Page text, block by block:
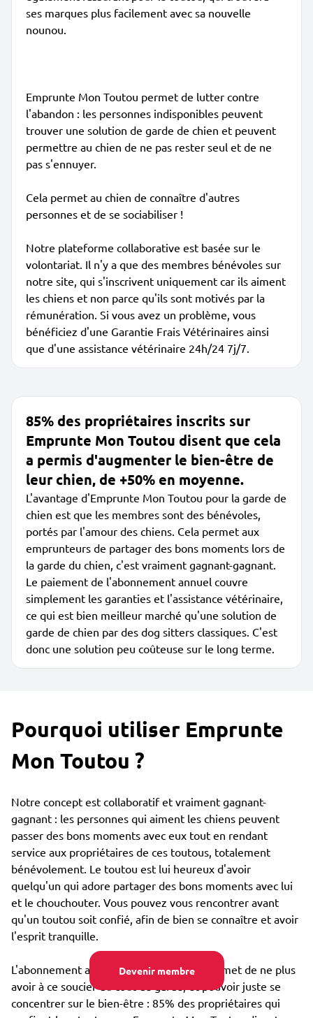
Devenir membre
ses marques plus facilement avec sa nouvelle
nounou.
Emprunte Mon Toutou permet de lutter contre
l'abandon : les personnes indisponibles peuvent
trouver une solution de garde de chien et peuvent
permettre au chien de ne pas rester seul et de ne
pas s'ennuyer.
Cela permet au chien de connaître d'autres
personnes et de se sociabiliser !
Notre plateforme collaborative est basée sur le
volontariat. Il n'y a que des membres bénévoles sur
notre site, qui s'inscrivent uniquement car ils aiment
les chiens et non parce qu'ils sont motivés par la
rémunération. Si vous avez un problème, vous
bénéficiez d'une Garantie Frais Vétérinaires ainsi
que d'une assistance vétérinaire 24h/24 7j/7.
85% des propriétaires inscrits sur
Emprunte Mon Toutou disent que cela
a permis d'augmenter le bien-être de
leur chien, de +50% en moyenne.
L'avantage d'Emprunte Mon Toutou pour la garde de
chien est que les membres sont des bénévoles,
portés par l'amour des chiens. Cela permet aux
emprunteurs de partager des bons moments lors de
la garde du chien, c'est vraiment gagnant-gagnant.
Le paiement de l'abonnement annuel couvre
simplement les garanties et l'assistance vétérinaire,
ce qui est bien meilleur marché qu'une solution de
garde de chien par des dog sitters classiques. C'est
donc une solution peu coûteuse sur le long terme.
Pourquoi utiliser Emprunte
Mon Toutou ?
Notre concept est collaboratif et vraiment gagnant-
gagnant : les personnes qui aiment les chiens peuvent
passer des bons moments avec eux tout en rendant
service aux propriétaires de ces toutous, totalement
bénévolement. Le toutou est lui heureux d'avoir
quelqu'un qui adore partager des bons moments avec lui
et le chouchouter. Vous pouvez vous rencontrer avant
qu'un toutou soit confié, afin de bien se connaître et avoir
l'esprit tranquille.
L'abonnement annuel très bon marché permet de ne plus
avoir à ce soucier du coût de garde, et pouvoir juste se
concentrer sur le bien-être : 85% des propriétaires qui